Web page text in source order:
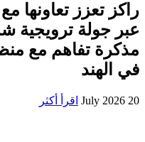
راكز تعزز تعاونها
عبر جولة ترويجية
مذكرة تفاهم مع
في الهند
20 July 2026 اقرأ أكثر